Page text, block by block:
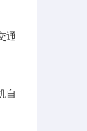
通
自